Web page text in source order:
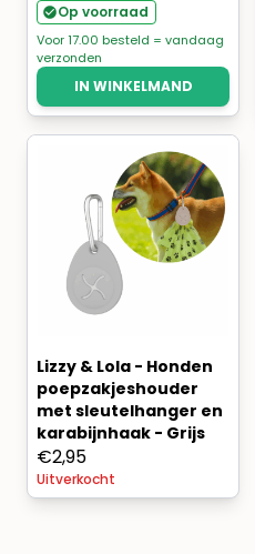
Op voorraad
Voor 17.00 besteld = vandaag
verzonden
IN WINKELMAND
Lizzy & Lola - Honden
poepzakjeshouder
met sleutelhanger en
karabijnhaak - Grijs
€2,95
Uitverkocht